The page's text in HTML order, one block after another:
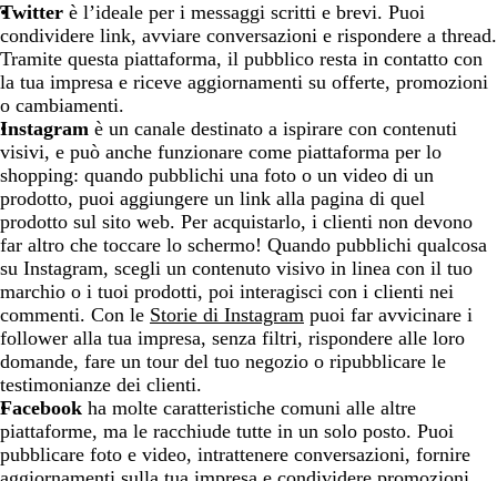
Twitter è l’ideale per i messaggi scritti e brevi. Puoi
condividere link, avviare conversazioni e rispondere a thread.
Tramite questa piattaforma, il pubblico resta in contatto con
la tua impresa e riceve aggiornamenti su offerte, promozioni
o cambiamenti.
Instagram è un canale destinato a ispirare con contenuti
visivi, e può anche funzionare come piattaforma per lo
shopping: quando pubblichi una foto o un video di un
prodotto, puoi aggiungere un link alla pagina di quel
prodotto sul sito web. Per acquistarlo, i clienti non devono
far altro che toccare lo schermo! Quando pubblichi qualcosa
su Instagram, scegli un contenuto visivo in linea con il tuo
marchio o i tuoi prodotti, poi interagisci con i clienti nei
commenti. Con le Storie di Instagram puoi far avvicinare i
follower alla tua impresa, senza filtri, rispondere alle loro
domande, fare un tour del tuo negozio o ripubblicare le
testimonianze dei clienti.
Facebook ha molte caratteristiche comuni alle altre
piattaforme, ma le racchiude tutte in un solo posto. Puoi
pubblicare foto e video, intrattenere conversazioni, fornire